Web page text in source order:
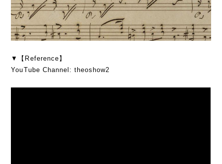
▼【Reference】
YouTube Channel: theoshow2